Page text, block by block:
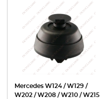
Mercedes W124 / W129 /
W202 / W208 / W210 / W215